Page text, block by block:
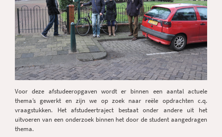
Voor deze afstudeeropgaven wordt er binnen een aantal actuele
thema’s gewerkt en zijn we op zoek naar reële opdrachten c.q.
vraagstukken. Het afstudeertraject bestaat onder andere uit het
uitvoeren van een onderzoek binnen het door de student aangedragen
thema.